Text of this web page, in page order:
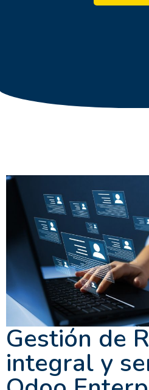
Gestión de
integral y